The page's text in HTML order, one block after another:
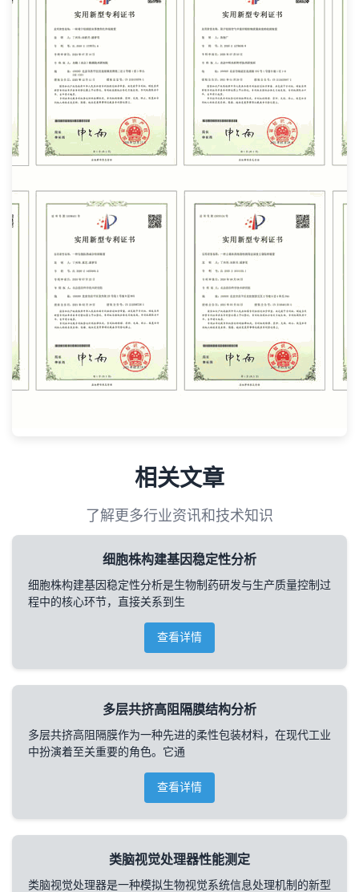
相关文章
了解更多行业资讯和技术知识
细胞株构建基因稳定性分析
细胞株构建基因稳定性分析是生物制药研发与生产质量控制过
程中的核心环节，直接关系到生
查看详情
多层共挤高阻隔膜结构分析
多层共挤高阻隔膜作为一种先进的柔性包装材料，在现代工业
中扮演着至关重要的角色。它通
查看详情
类脑视觉处理器性能测定
类脑视觉处理器是一种模拟生物视觉系统信息处理机制的新型